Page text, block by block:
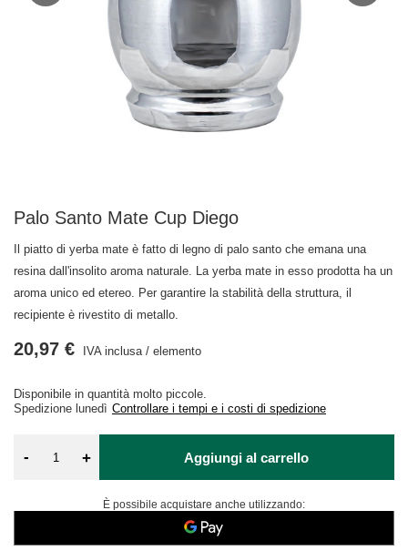
Palo Santo Mate Cup Diego
Il piatto di yerba mate è fatto di legno di palo santo che emana una
resina dall'insolito aroma naturale. La yerba mate in esso prodotta ha un
aroma unico ed etereo. Per garantire la stabilità della struttura, il
recipiente è rivestito di metallo.
Disponibile in quantità molto piccole
Spedizione lunedì Controllare i tempi e i costi di spedizione
20,97 € IVA inclusa/ elemento
- + Aggiungi al carrello
È possibile acquistare anche utilizzando: